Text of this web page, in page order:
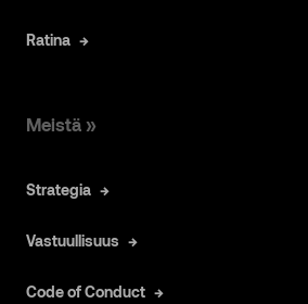
Ratina
Meistä »
Strategia
Vastuullisuus
Code of Conduct